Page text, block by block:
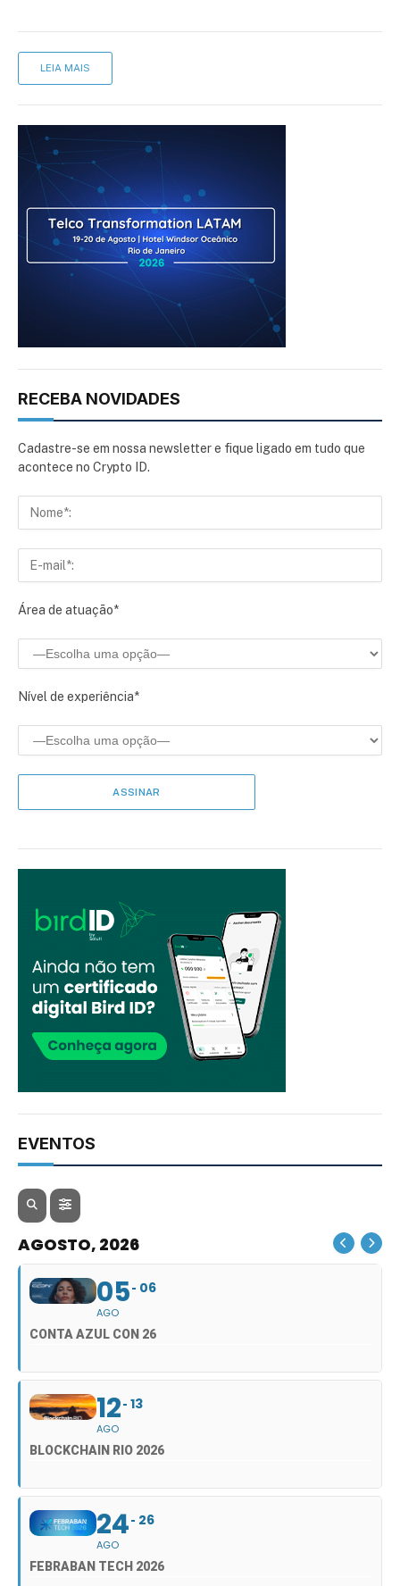
LEIA MAIS
RECEBA NOVIDADES
Cadastre-se em nossa newsletter e fique ligado em tudo que
acontece no Crypto ID.
Área de atuação*
Nível de experiência*
EVENTOS
AGOSTO, 2026
05
AGO
06
CONTA AZUL CON 26
12
AGO
13
BLOCKCHAIN RIO 2026
24
AGO
26
FEBRABAN TECH 2026